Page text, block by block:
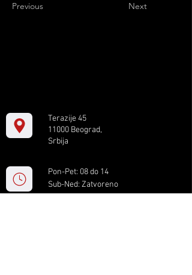
Previous Next
Terazije 45
11000 Beograd,
Srbija
Pon-Pet: 08 do 14
Sub-Ned: Zatvoreno